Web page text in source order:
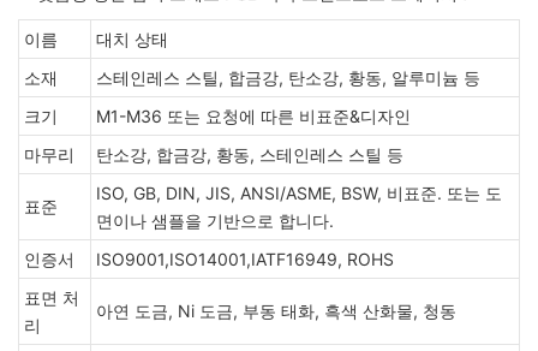
이름
대치 상태
소재
스테인레스 스틸, 합금강, 탄소강, 황동, 알루미늄 등
크기
M1-M36 또는 요청에 따른 비표준&디자인
마무리
탄소강, 합금강, 황동, 스테인레스 스틸 등
표준
ISO, GB, DIN, JIS, ANSI/ASME, BSW, 비표준. 또는 도
면이나 샘플을 기반으로 합니다.
인증서
ISO9001,ISO14001,IATF16949, ROHS
표면 처
리
아연 도금, Ni 도금, 부동 태화, 흑색 산화물, 청동